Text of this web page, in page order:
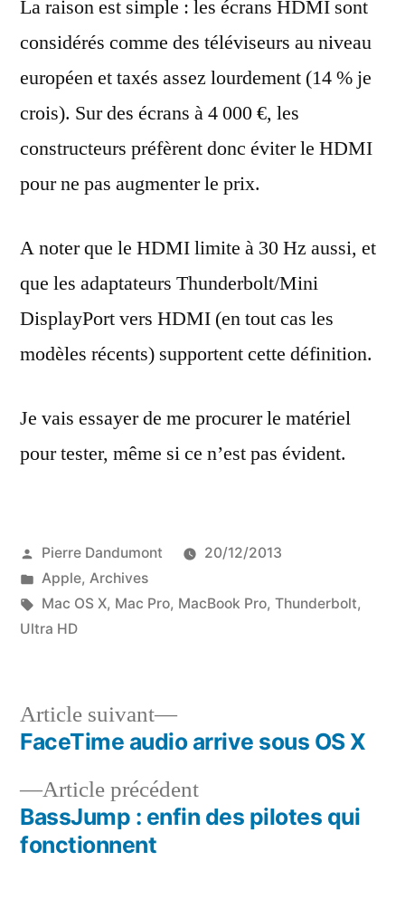
La raison est simple : les écrans HDMI sont
considérés comme des téléviseurs au niveau
européen et taxés assez lourdement (14 % je
crois). Sur des écrans à 4 000 €, les
constructeurs préfèrent donc éviter le HDMI
pour ne pas augmenter le prix.
A noter que le HDMI limite à 30 Hz aussi, et
que les adaptateurs Thunderbolt/Mini
DisplayPort vers HDMI (en tout cas les
modèles récents) supportent cette définition.
Je vais essayer de me procurer le matériel
pour tester, même si ce n’est pas évident.
Publié
par
Pierre Dandumont
20/12/2013
Publié
dans
Apple, Archives
Étiquettes :
Mac OS X, Mac Pro, MacBook Pro, Thunderbolt,
Ultra HD
Navigation
de
l’article
Article précédentArticle
précédent :
BassJump : enfin des pilotes qui
fonctionnent
Article suivant
Article
suivant :
FaceTime audio arrive sous OS X